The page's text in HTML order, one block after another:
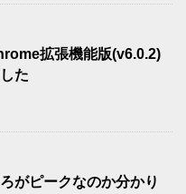
拡張機能版(v6.0.2)
た
がピークなのか分かり